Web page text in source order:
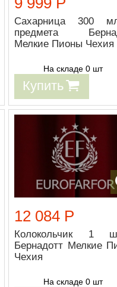
Сахарница 300
предмета
Мелкие Пионы Чехия
На складе 0 шт
Купить
12 084 Р
Колокольчик 1
Бернадотт Мелкие
Чехия
На складе 0 шт